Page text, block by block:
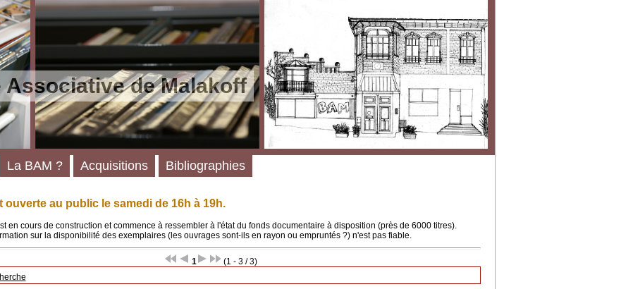
de Malakoff
ouverte au public le samedi de 16h à 19h.
en cours de construction et commence à ressembler à l'état du fonds documentaire à disposition (près de 6000 titres).
sur la disponibilité des exemplaires (les ouvrages sont-ils en rayon ou empruntés ?) n'est pas fiable.
1
(1 - 3 / 3)
La BAM ? Acquisitions Bibliographies